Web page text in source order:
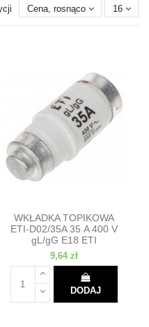
Cena, rosnąco 16
WKŁADKA TOPIKOWA
ETI-D02/35A 35 A 400 V
gL/gG E18 ETI
9,64 zł
DODAJ